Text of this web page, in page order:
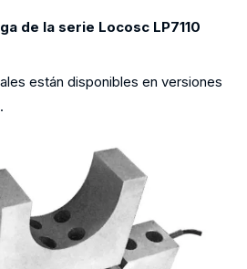
de la serie Locosc LP7110
están disponibles en versiones